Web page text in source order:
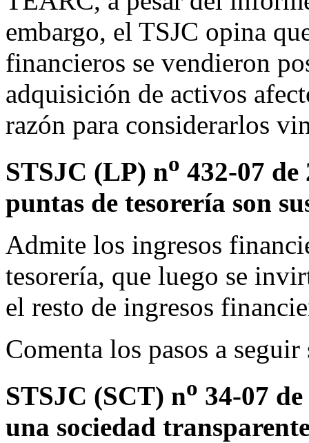
embargo, el TSJC opina
financieros se vendieron
adquisición de activos
razón para considerarlos
STSJC (LP) no 432-07 de
puntas de tesorería son
Admite los ingresos
tesorería, que luego se
el resto de ingresos
Comenta los pasos a
STSJC (SCT) no 34-07
una sociedad